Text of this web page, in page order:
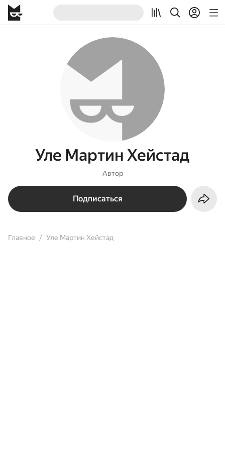
Уле Мартин Хейстад
Автор
Подписаться
Главное Уле Мартин Хейстад